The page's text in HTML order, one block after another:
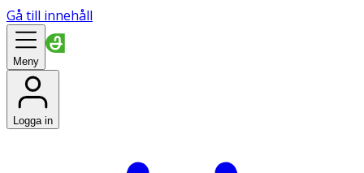
Gå till innehåll
Meny
Logga in